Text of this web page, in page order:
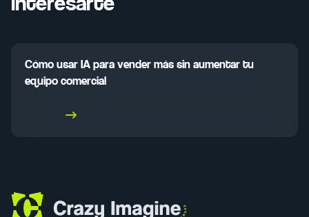
interesarte
Cómo usar IA para vender más sin aumentar tu
equipo comercial